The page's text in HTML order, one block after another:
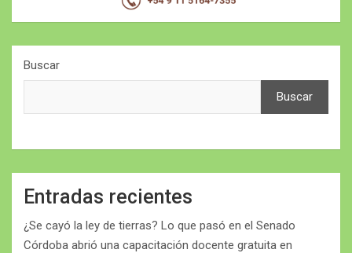
Buscar
Buscar
Entradas recientes
¿Se cayó la ley de tierras? Lo que pasó en el Senado
Córdoba abrió una capacitación docente gratuita en